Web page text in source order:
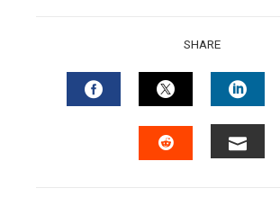
SHARE
FACEBOOKTWITTER